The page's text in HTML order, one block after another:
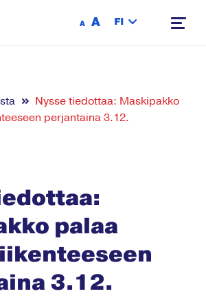
A A FI
Nysse tiedottaa: Maskipakko
perjantaina 3.12.
palaa
3.12.